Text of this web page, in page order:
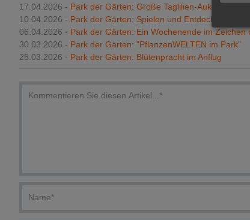
17.04.2026 - Park der Gärten: Große Taglilien-Auktion
10.04.2026 - Park der Gärten: Spielen und Entdecken im
06.04.2026 - Park der Gärten: Ein Wochenende im Zeichen
30.03.2026 - Park der Gärten: "PflanzenWELTEN im Park"
25.03.2026 - Park der Gärten: Blütenpracht im Anflug